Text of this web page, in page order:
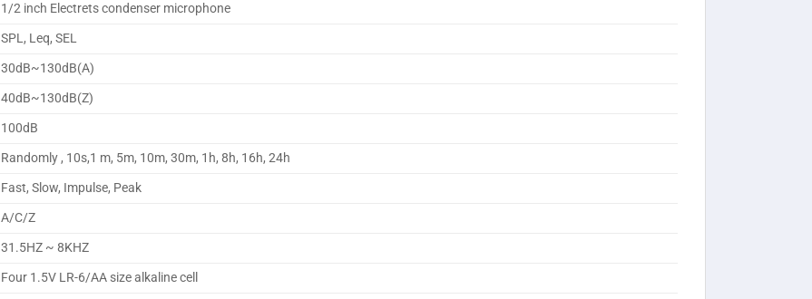
1/2 inch Electrets condenser microphone
SPL, Leq, SEL
30dB~130dB(A)
40dB~130dB(Z)
100dB
Randomly , 10s,1 m, 5m, 10m, 30m, 1h, 8h, 16h, 24h
Fast, Slow, Impulse, Peak
A/C/Z
31.5HZ ~ 8KHZ
Four 1.5V LR-6/AA size alkaline cell